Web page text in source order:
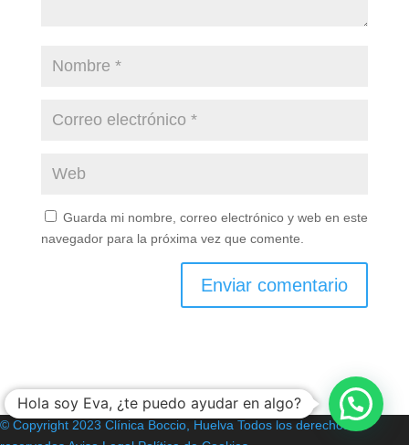
Guarda mi nombre, correo electrónico y web en este
navegador para la próxima vez que comente.
© Copyright 2023 Clínica Boccio, Huelva Todos los derechos
Hola soy Eva, ¿te puedo ayudar en algo?